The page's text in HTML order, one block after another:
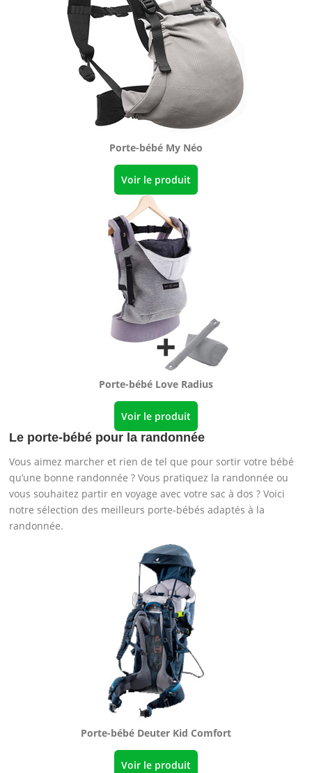
Porte-bébé My Néo
Voir le produit
Porte-bébé Love Radius
Voir le produit
Le porte-bébé pour la randonnée
Vous aimez marcher et rien de tel que pour sortir votre bébé
qu’une bonne randonnée ? Vous pratiquez la randonnée ou
vous souhaitez partir en voyage avec votre sac à dos ? Voici
notre sélection des meilleurs porte-bébés adaptés à la
randonnée.
Porte-bébé Deuter Kid Comfort
Voir le produit